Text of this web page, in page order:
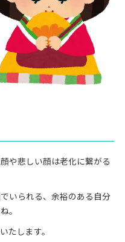
や悲しい顔は老化に繋がる
いられる、余裕のある自分
。
たします。